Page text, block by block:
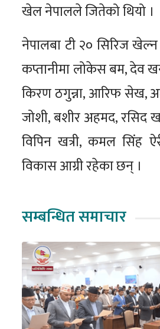
खेल नेपालले जितेको थियो ।
नेपालबा टी २० सिरिज खेल्न
कप्तानीमा लोकेस बम, देव
किरण ठगुन्ना, आरिफ सेख,
जोशी, बशीर अहमद, रसिद
विपिन खत्री, कमल सिंह
विकास आग्री रहेका छन् ।
सम्बन्धित समाचार